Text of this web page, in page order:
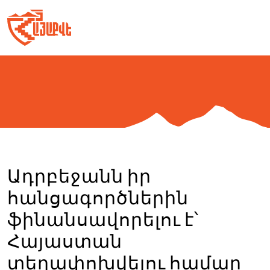
to
content
Ադրբեջանն իր
հանցագործներին
ֆինանսավորելու է՝
Հայաստան
տեղափոխվելու համար